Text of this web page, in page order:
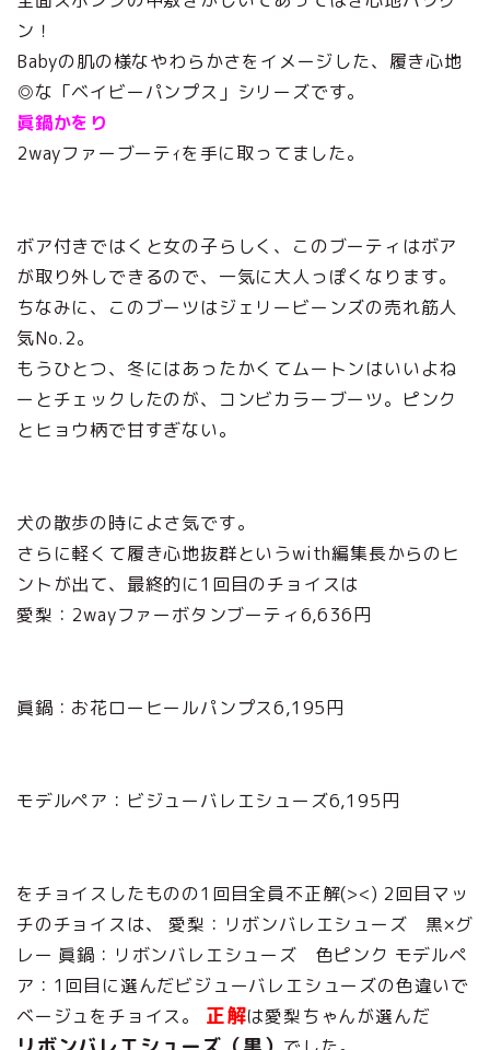
ン！
Babyの肌の様なやわらかさをイメージした、履き心地
◎な「ベイビーパンプス」シリーズです。
眞鍋かをり
2wayファーブーテｨを手に取ってました。
ボア付きではくと女の子らしく、このブーティはボア
が取り外しできるので、一気に大人っぽくなります。
ちなみに、このブーツはジェリービーンズの売れ筋人
気No.2。
もうひとつ、冬にはあったかくてムートンはいいよね
ーとチェックしたのが、コンビカラーブーツ。ピンク
とヒョウ柄で甘すぎない。
犬の散歩の時によさ気です。
さらに軽くて履き心地抜群というwith編集長からのヒ
ントが出て、最終的に1回目のチョイスは
愛梨：2wayファーボタンブーティ6,636円
眞鍋：お花ローヒールパンプス6,195円
モデルペア：ビジューバレエシューズ6,195円
をチョイスしたものの1回目全員不正解(><) 2回目マッ
チのチョイスは、 愛梨：リボンバレエシューズ 黒×グ
レー 眞鍋：リボンバレエシューズ 色ピンク モデルペ
ア：1回目に選んだビジューバレエシューズの色違いで
ベージュをチョイス。 正解は愛梨ちゃんが選んだ